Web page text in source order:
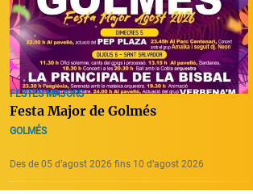
FESTES MAJORS
Festa Major de Golmés
GOLMÉS
Des de 05 d’agost 2026 fins 10 d’agost 2026